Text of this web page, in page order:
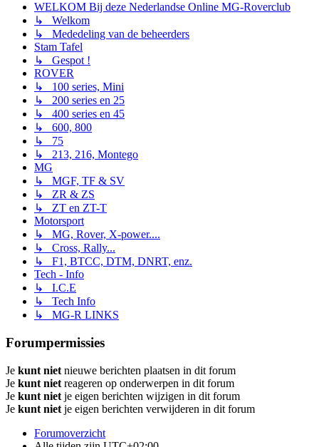
WELKOM Bij deze Nederlandse Online MG-Roverclub
↳ Welkom
↳ Mededeling van de beheerders
Stam Tafel
↳ Gespot !
ROVER
↳ 100 series, Mini
↳ 200 series en 25
↳ 400 series en 45
↳ 600, 800
↳ 75
↳ 213, 216, Montego
MG
↳ MGF, TF & SV
↳ ZR & ZS
↳ ZT en ZT-T
Motorsport
↳ MG, Rover, X-power....
↳ Cross, Rally...
↳ F1, BTCC, DTM, DNRT, enz.
Tech - Info
↳ I.C.E
↳ Tech Info
↳ MG-R LINKS
Forumpermissies
Je kunt niet nieuwe berichten plaatsen in dit forum
Je kunt niet reageren op onderwerpen in dit forum
Je kunt niet je eigen berichten wijzigen in dit forum
Je kunt niet je eigen berichten verwijderen in dit forum
Forumoverzicht